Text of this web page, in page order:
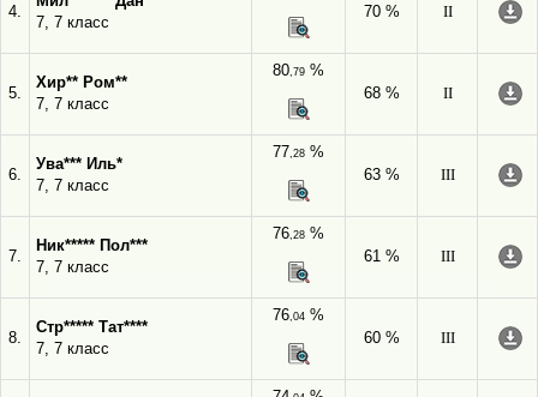
4.
7, 7 класс
70 % II
5.
Хир** Ром**
7, 7 класс
80,79 %
68 %
II
6.
Ува*** Иль*
7, 7 класс
77,28 %
63 %
III
7.
Ник***** Пол***
7, 7 класс
76,28 %
61 %
III
8.
Стр***** Тат****
7, 7 класс
76,04 %
60 %
III